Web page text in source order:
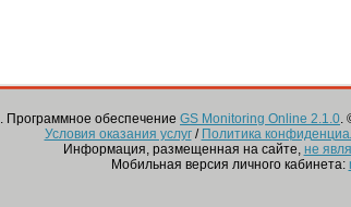
. Программное обеспечение GS Monitoring Online 2.1.0.
Условия оказания услуг/ Политика
Информация, размещенная на сайте, не
Мобильная версия личного кабинета: